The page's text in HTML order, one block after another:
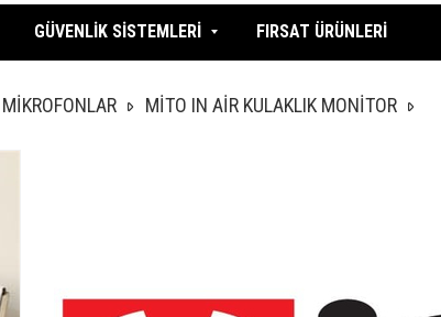
GÜVENLİK SİSTEMLERİ FIRSAT ÜRÜNLERİ
MİTO IN AİR KULAKLIK MONİTOR